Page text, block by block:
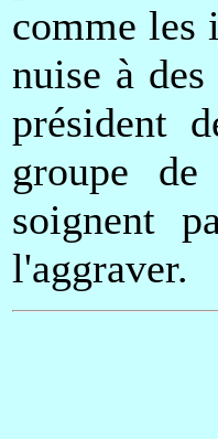
comme les
nuise à
président
groupe
soignent
l'aggraver.